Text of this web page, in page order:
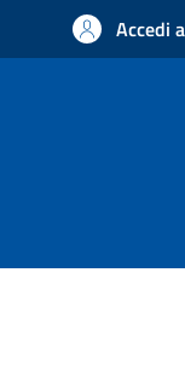
Accedi